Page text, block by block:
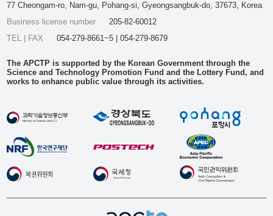
77 Cheongam-ro, Nam-gu, Pohang-si, Gyeongsangbuk-do, 37673, Korea
Business license number
205-82-60012
TEL | FAX
054-279-8661~5 | 054-279-8679
The APCTP is supported by the Korean Government through the
Science and Technology Promotion Fund and the Lottery Fund, and
works to enhance public value through its activities.